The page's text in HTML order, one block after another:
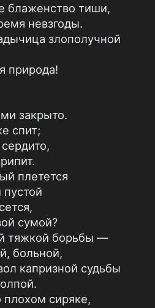
блаженство тиши,
невзгоды.
злополучной
природа!
закрыто.
спит;
плетется
сумой?
тяжкой борьбы —
больной,
капризной судьбы
плохом сиряке,